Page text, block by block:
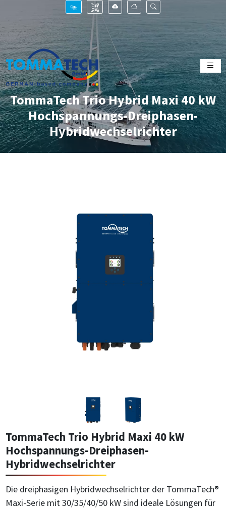
TommaTech Trio Hybrid Maxi 40 kW
Hochspannungs-Dreiphasen-
Hybridwechselrichter
TommaTech Trio Hybrid Maxi 40 kW
Hochspannungs-Dreiphasen-
Hybridwechselrichter
Die dreiphasigen Hybridwechselrichter der TommaTech®
Maxi-Serie mit 30/35/40/50 kW sind ideale Lösungen für